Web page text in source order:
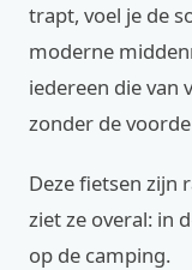
trapt, voel je de
moderne
iedereen die van
zonder de
Deze fietsen zijn
ziet ze overal: in
op de camping.